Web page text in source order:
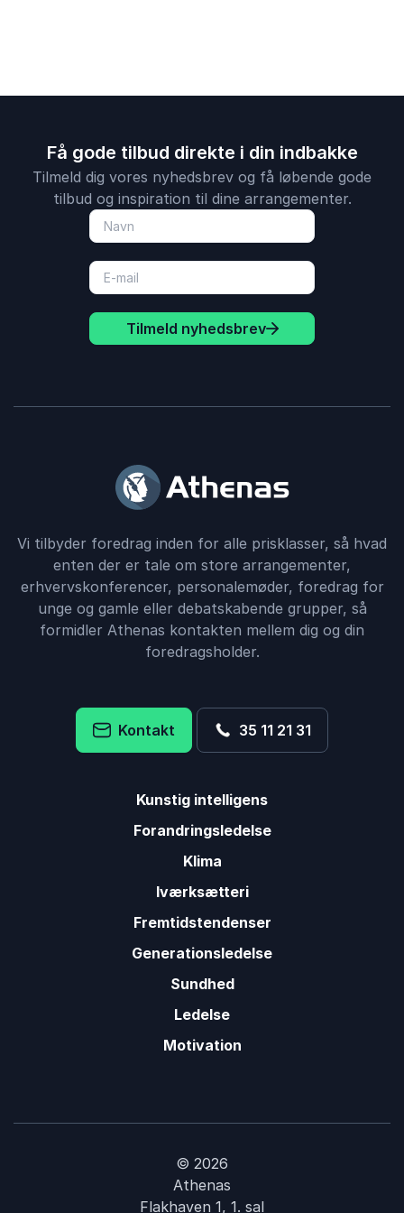
Få gode tilbud direkte i din indbakke
Tilmeld dig vores nyhedsbrev og få løbende gode
tilbud og inspiration til dine arrangementer.
Tilmeld nyhedsbrev
Vi tilbyder foredrag inden for alle prisklasser, så hvad
enten der er tale om store arrangementer,
erhvervskonferencer, personalemøder, foredrag for
unge og gamle eller debatskabende grupper, så
formidler Athenas kontakten mellem dig og din
foredragsholder.
Kontakt 35 11 21 31
Kunstig intelligens
Forandringsledelse
Klima
Iværksætteri
Fremtidstendenser
Generationsledelse
Sundhed
Ledelse
Motivation
© 2026
Athenas
Flakhaven 1, 1. sal